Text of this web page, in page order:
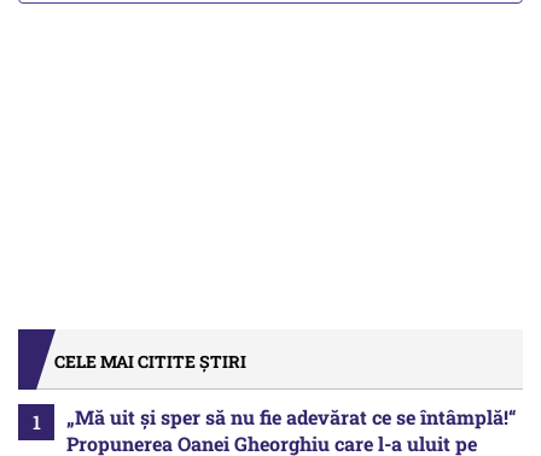
CELE MAI CITITE ȘTIRI
„Mă uit și sper să nu fie adevărat ce se întâmplă!“
Propunerea Oanei Gheorghiu care l-a uluit pe